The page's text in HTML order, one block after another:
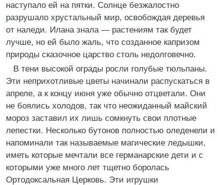
наступало ей на пятки. Солнце безжалостно
разрушало хрустальный мир, освобождая деревья
от наледи. Илана знала — растениям так будет
лучше, но ей было жаль, что созданное капризом
природы сказочное царство столь недолговечно.
В тени высокой ограды росли голубые тюльпаны.
Эти неприхотливые цветы начинали распускаться в
апреле, а к концу июня уже обычно отцветали. Они
не боялись холодов, так что неожиданный майский
мороз заставил их лишь сомкнуть свои плотные
лепестки. Несколько бутонов полностью оледенели и
напоминали так называемые магические ледышки,
иметь которые мечтали все германарские дети и с
которыми уже много лет тщетно боролась
Ортодоксальная Церковь. Эти игрушки